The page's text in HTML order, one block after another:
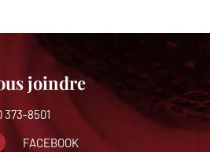
joindre
373-8501
FACEBOOK